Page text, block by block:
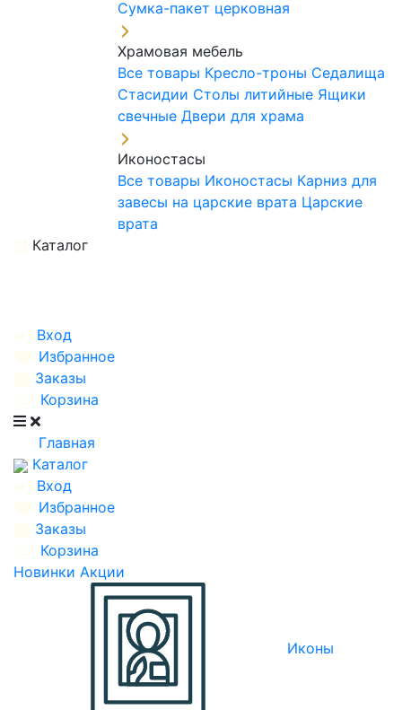
Сумка-пакет церковная
Храмовая мебель
Все товары Кресло-троны Седалища
Стасидии Столы литийные Ящики
свечные Двери для храма
Иконостасы
Все товары Иконостасы Карниз для
завесы на царские врата Царские
врата
Каталог
Вход
Избранное
Заказы
Корзина
Главная
Каталог
Вход
Избранное
Заказы
Корзина
Новинки Акции
Иконы